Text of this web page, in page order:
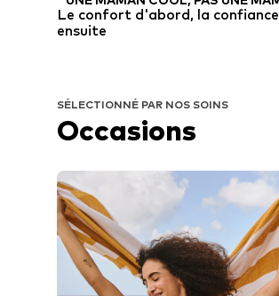
Le confort d'abord, la confiance
ensuite
SÉLECTIONNÉ PAR NOS SOINS
Occasions